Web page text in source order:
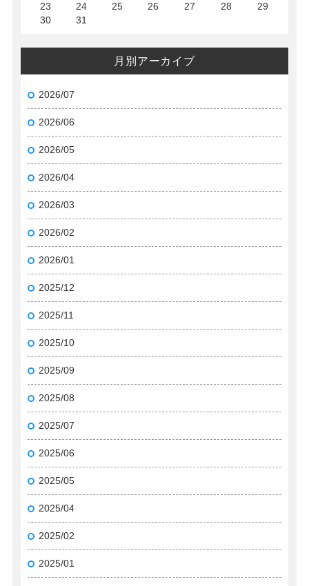
23
24 25 26 27 28
29
30
31
月別アーカイブ
2026/07
2026/06
2026/05
2026/04
2026/03
2026/02
2026/01
2025/12
2025/11
2025/10
2025/09
2025/08
2025/07
2025/06
2025/05
2025/04
2025/02
2025/01